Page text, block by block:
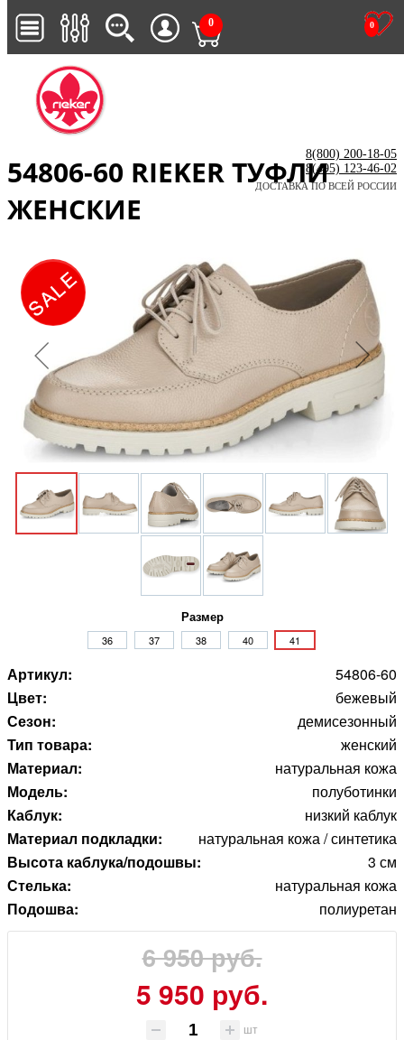
0
0
8(800) 200-18-05
8(495) 123-46-02
ДОСТАВКА ПО ВСЕЙ РОССИИ
54806-60 RIEKER ТУФЛИ
ЖЕНСКИЕ
Размер
36 37 38 40 41
Артикул:
54806-60
Цвет:
бежевый
Сезон:
демисезонный
Тип товара:
женский
Материал:
натуральная кожа
Модель:
полуботинки
Каблук:
низкий каблук
Материал подкладки:
натуральная кожа / синтетика
Высота каблука/подошвы:
3 см
Стелька:
натуральная кожа
Подошва:
полиуретан
6 950 руб.
5 950 руб.
шт